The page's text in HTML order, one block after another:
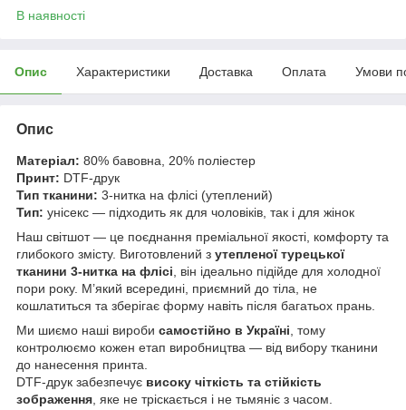
В наявності
Опис Характеристики Доставка Оплата Умови
Опис
Матеріал: 80% бавовна, 20% поліестер
Принт: DTF-друк
Тип тканини: 3-нитка на флісі (утеплений)
Тип: унісекс — підходить як для чоловіків, так і для жінок
Наш світшот — це поєднання преміальної якості, комфорту та
глибокого змісту. Виготовлений з утепленої турецької
тканини 3-нитка на флісі , він ідеально підійде для холодної
пори року. М’який всередині, приємний до тіла, не
кошлатиться та зберігає форму навіть після багатьох прань.
Ми шиємо наші вироби самостійно в Україні , тому
контролюємо кожен етап виробництва — від вибору тканини
до нанесення принта.
DTF-друк забезпечує високу чіткість та стійкість
зображення , яке не тріскається і не тьмяніє з часом.